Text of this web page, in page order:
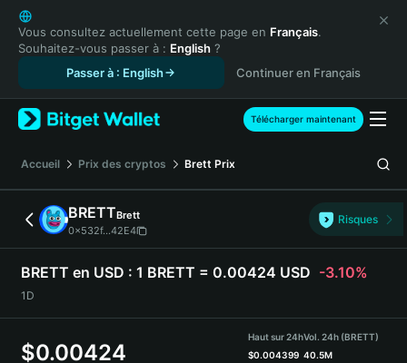
English
日本語
Tiếng Việt
Español (Latinoamérica)
Türkçe
Français
Deutsch
简体中文
繁體中文
Português (Portugal)
Bahasa Indonesia
ภาษาไทย
हिन्दी
Español
Vous consultez actuellement cette page en Français.
Souhaitez-vous passer à : English ?
Passer à : English
Continuer en Français
Télécharger maintenant
Accueil Prix des cryptos Brett Prix
BRETTBrett
0x532f...42E4
Risques
BRETT en USD : 1 BRETT = 0.00424 USD -3.10%
1D
$0.00424
Haut sur 24h
$0.004399
Vol. 24h (BRETT)
40.5M